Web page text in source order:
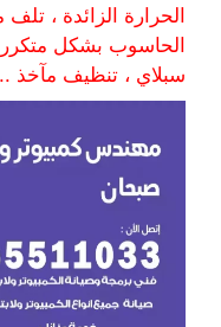
الحرارة الزائدة ،
الحاسوب بشكل متكرر
سبلاي ، تنظيف مآخذ